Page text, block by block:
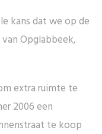
kans dat we op de
Opglabbeek,
extra ruimte te
2006 een
te koop